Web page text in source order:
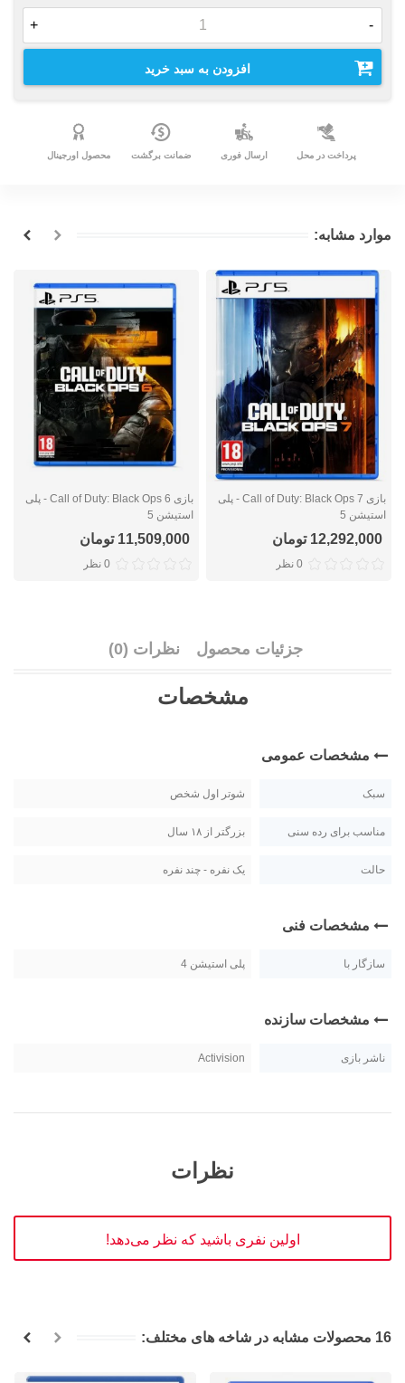
-
+
افزودن به سبد خرید
پرداخت در محل ارسال فوری ضمانت برگشت محصول اورجینال
موارد مشابه:
بازی Call of Duty: Black Ops 7 - پلی
استیشن 5
12,292,000 تومان
0 نظر
بازی Call of Duty: Black Ops 6 - پلی
استیشن 5
11,509,000 تومان
0 نظر
جزئیات محصول نظرات (0)
مشخصات
مشخصات عمومی
سبک شوتر اول شخص
مناسب برای رده سنی بزرگتر از ۱۸ سال
حالت یک نفره - چند نفره
مشخصات فنی
سازگار با پلی استیشن 4
مشخصات سازنده
ناشر بازی Activision
نظرات
اولین نفری باشید که نظر می‌دهد!
16 محصولات مشابه در شاخه های مختلف: